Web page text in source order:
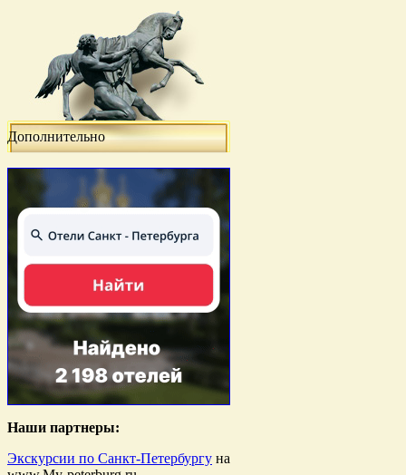
Дополнительно
Наши партнеры:
Экскурсии по Санкт-Петербургу на